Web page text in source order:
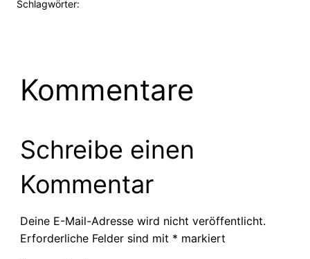
Schlagwörter:
Kommentare
Schreibe einen
Kommentar
Deine E-Mail-Adresse wird nicht veröffentlicht.
Erforderliche Felder sind mit * markiert